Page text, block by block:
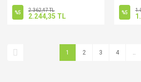
%5 2.362,47 TL
2.244,35 TL %5
1 2 3 4 ..